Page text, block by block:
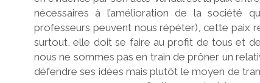
nécessaires à l’amélioration de la société
professeurs peuvent nous répéter), cette paix
surtout, elle doit se faire au profit de tous et
nous ne sommes pas en train de prôner un
défendre ses idées mais plutôt le moyen de